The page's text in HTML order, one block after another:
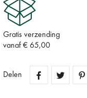
Gratis verzending
vanaf € 65,00
Delen